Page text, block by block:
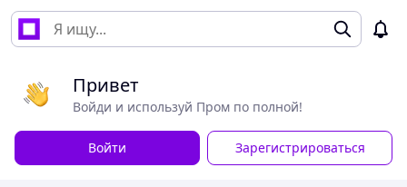
Привет
Войди и используй Пром по полной!
Войти Зарегистрироваться